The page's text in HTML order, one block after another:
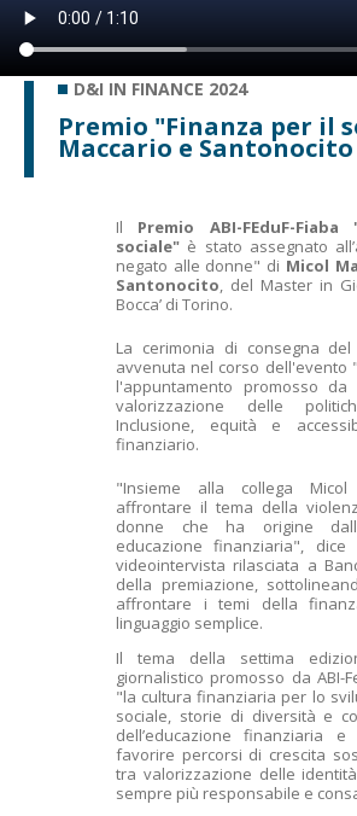
D&I IN FINANCE 2024
Premio "Finanza per il
Maccario e Santonocito
Il Premio ABI-FEduF-
sociale" è stato assegnato
negato alle donne" di Micol
Santonocito, del Master in
Bocca’ di Torino.
La cerimonia di consegna del
avvenuta nel corso dell'evento "
l'appuntamento promosso da
valorizzazione delle
Inclusione, equità e
finanziario.
"Insieme alla collega
affrontare il tema della
donne che ha origine
educazione finanziaria", dice
videointervista rilasciata a
della premiazione,
affrontare i temi della
linguaggio semplice.
Il tema della settima
giornalistico promosso da ABI-
"la cultura finanziaria per lo
sociale, storie di diversità e
dell’educazione finanziaria
favorire percorsi di crescita
tra valorizzazione delle
sempre più responsabile e